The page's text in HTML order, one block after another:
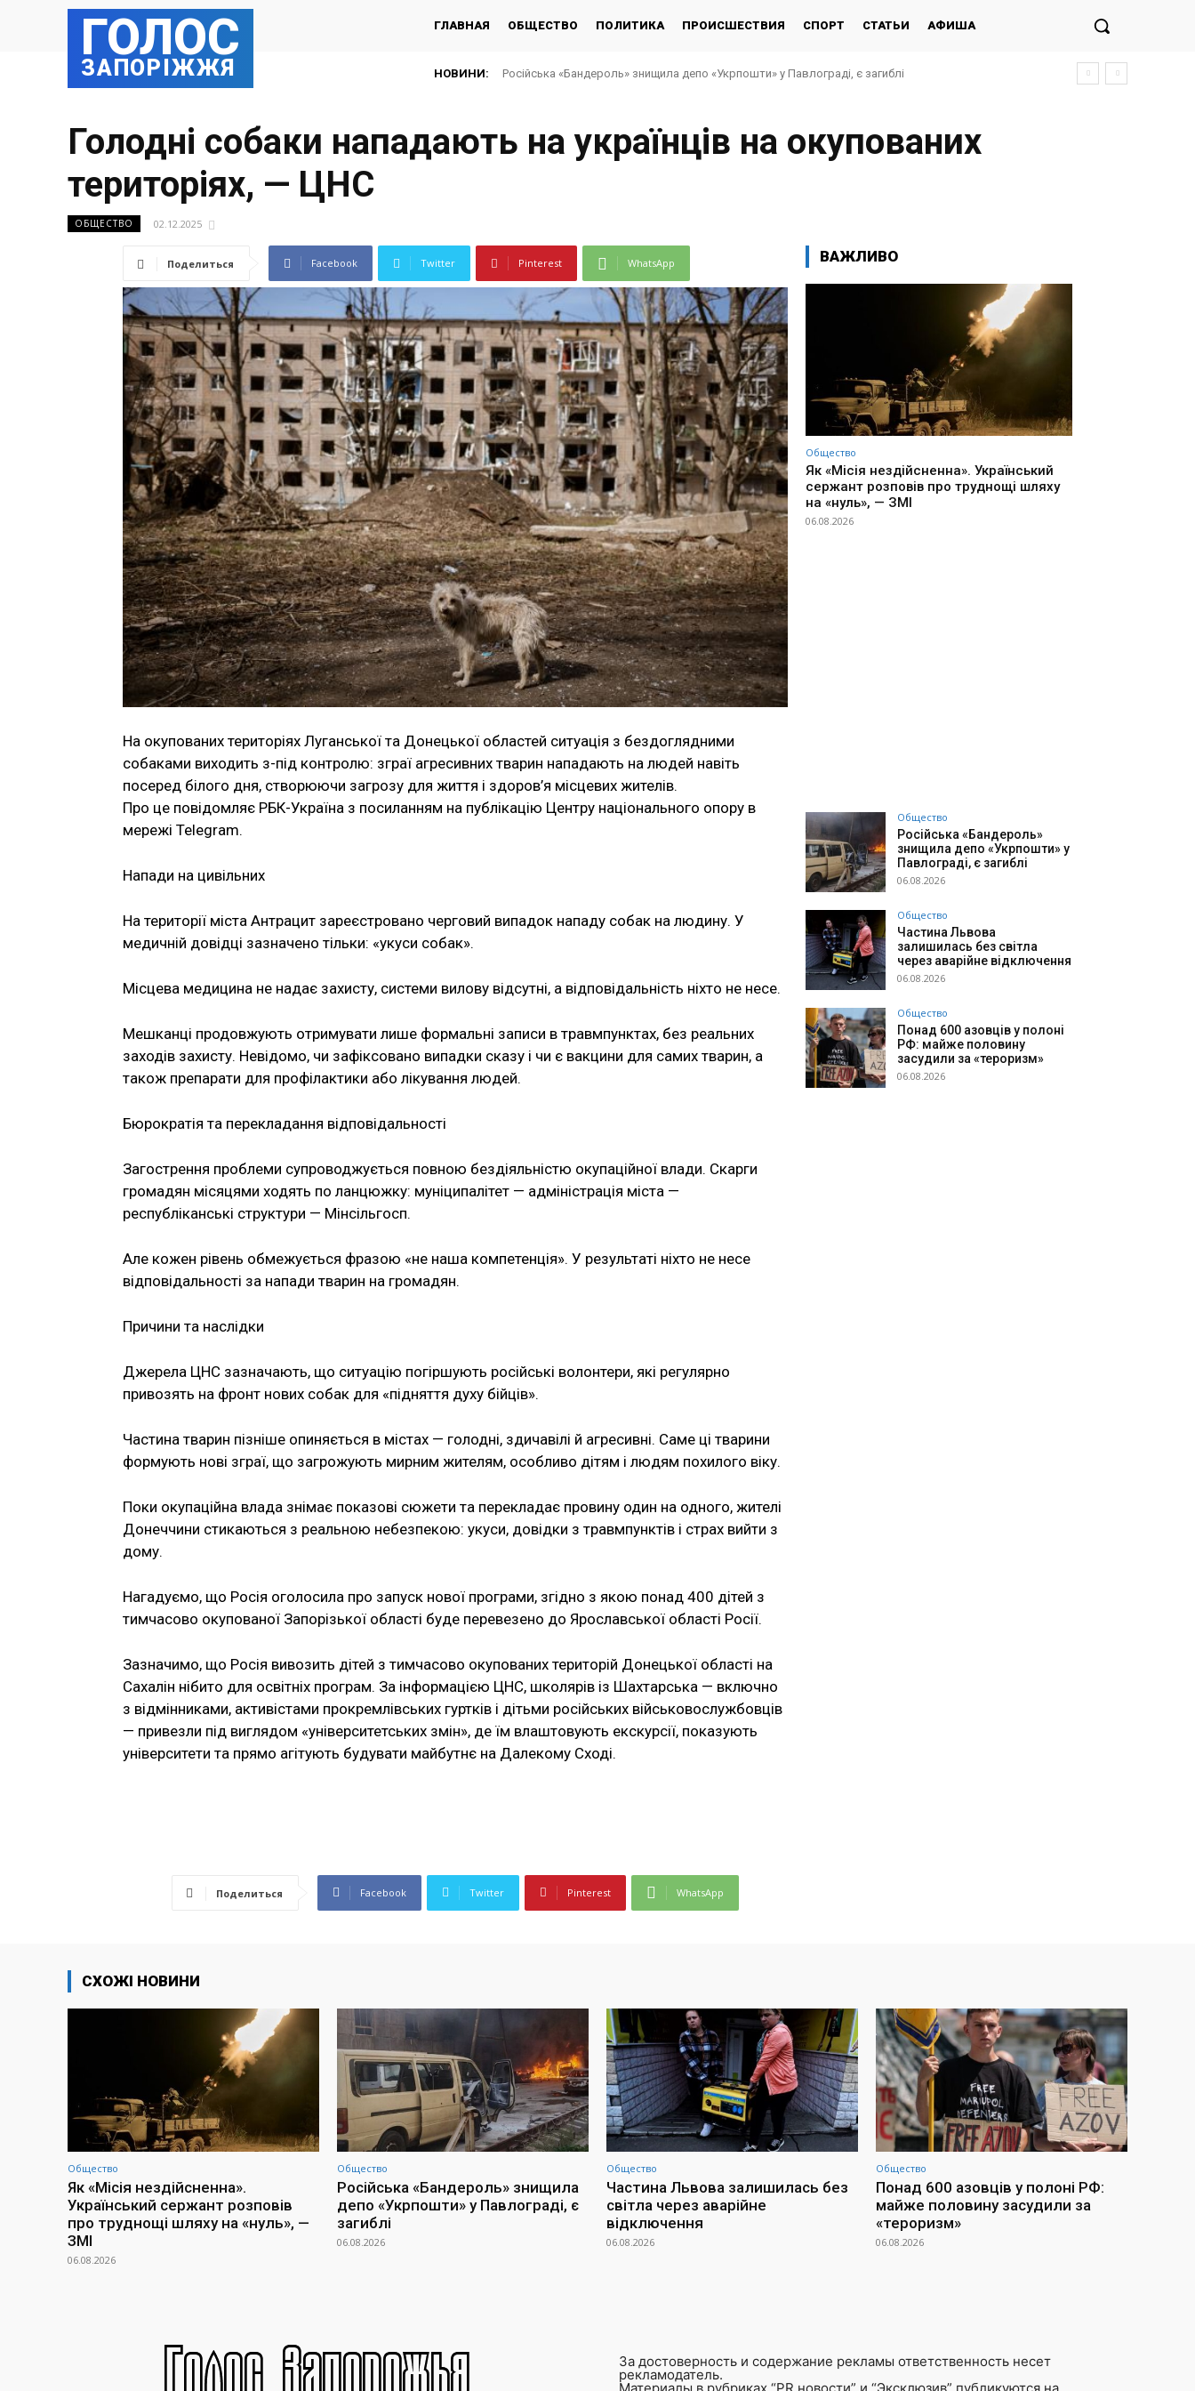
ГОЛОС
ЗАПОРІЖЖЯ
ГЛАВНАЯ ОБЩЕСТВО ПОЛИТИКА ПРОИСШЕСТВИЯ СПОРТ СТАТЬИ АФИША
НОВИНИ: Російська «Бандероль» знищила депо «Укрпошти» у Павлограді, є загиблі
Голодні собаки нападають на українців на окупованих
територіях, — ЦНС
ОБЩЕСТВО 02.12.2025
Поделиться Facebook Twitter Pinterest WhatsApp
На окупованих територіях Луганської та Донецької областей ситуація з бездоглядними
собаками виходить з-під контролю: зграї агресивних тварин нападають на людей навіть
посеред білого дня, створюючи загрозу для життя і здоров’я місцевих жителів.
Про це повідомляє РБК-Україна з посиланням на публікацію Центру національного опору в
мережі Telegram.
Напади на цивільних
На території міста Антрацит зареєстровано черговий випадок нападу собак на людину. У
медичній довідці зазначено тільки: «укуси собак».
Місцева медицина не надає захисту, системи вилову відсутні, а відповідальність ніхто не несе.
Мешканці продовжують отримувати лише формальні записи в травмпунктах, без реальних
заходів захисту. Невідомо, чи зафіксовано випадки сказу і чи є вакцини для самих тварин, а
також препарати для профілактики або лікування людей.
Бюрократія та перекладання відповідальності
Загострення проблеми супроводжується повною бездіяльністю окупаційної влади. Скарги
громадян місяцями ходять по ланцюжку: муніципалітет — адміністрація міста —
республіканські структури — Мінсільгосп.
Але кожен рівень обмежується фразою «не наша компетенція». У результаті ніхто не несе
відповідальності за напади тварин на громадян.
Причини та наслідки
Джерела ЦНС зазначають, що ситуацію погіршують російські волонтери, які регулярно
привозять на фронт нових собак для «підняття духу бійців».
Частина тварин пізніше опиняється в містах — голодні, здичавілі й агресивні. Саме ці тварини
формують нові зграї, що загрожують мирним жителям, особливо дітям і людям похилого віку.
Поки окупаційна влада знімає показові сюжети та перекладає провину один на одного, жителі
Донеччини стикаються з реальною небезпекою: укуси, довідки з травмпунктів і страх вийти з
дому.
Нагадуємо, що Росія оголосила про запуск нової програми, згідно з якою понад 400 дітей з
тимчасово окупованої Запорізької області буде перевезено до Ярославської області Росії.
Зазначимо, що Росія вивозить дітей з тимчасово окупованих територій Донецької області на
Сахалін нібито для освітніх програм. За інформацією ЦНС, школярів із Шахтарська — включно
з відмінниками, активістами прокремлівських гуртків і дітьми російських військовослужбовців
— привезли під виглядом «університетських змін», де їм влаштовують екскурсії, показують
університети та прямо агітують будувати майбутнє на Далекому Сході.
Поделиться Facebook Twitter Pinterest WhatsApp
ВАЖЛИВО
Общество
Як «Місія нездійсненна». Український
сержант розповів про труднощі шляху
на «нуль», — ЗМІ
06.08.2026
Общество
Російська «Бандероль»
знищила депо «Укрпошти» у
Павлограді, є загиблі
06.08.2026
Общество
Частина Львова
залишилась без світла
через аварійне відключення
06.08.2026
Общество
Понад 600 азовців у полоні
РФ: майже половину
засудили за «тероризм»
06.08.2026
СХОЖІ НОВИНИ
Общество
Як «Місія нездійсненна».
Український сержант розповів
про труднощі шляху на «нуль», —
ЗМІ
06.08.2026
Общество
Російська «Бандероль» знищила
депо «Укрпошти» у Павлограді, є
загиблі
06.08.2026
Общество
Частина Львова залишилась без
світла через аварійне
відключення
06.08.2026
Общество
Понад 600 азовців у полоні РФ:
майже половину засудили за
«тероризм»
06.08.2026
За достоверность и содержание рекламы ответственность несет
рекламодатель.